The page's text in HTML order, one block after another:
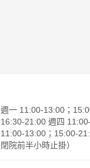
週一 11:00-13:00；
16:30-21:00 週四
11:00-13:00；15:00-
閉院前半小時止掛）